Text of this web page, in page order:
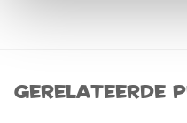
Gerelateerde